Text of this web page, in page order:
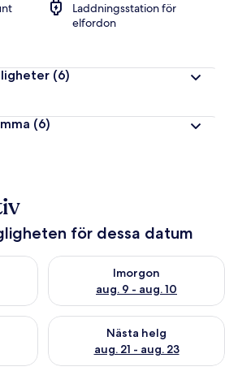
Laddningsstation för
elfordon
(6)
(6)
för dessa datum
för ikväll aug. 8 - aug. 9
Imorgon
aug. 9 - aug. 10
Kontrollera tillgängligheten
för den här helgen aug. 14 - aug.
Nästa helg
aug. 21 - aug. 23
Kontrollera tillgängligheten